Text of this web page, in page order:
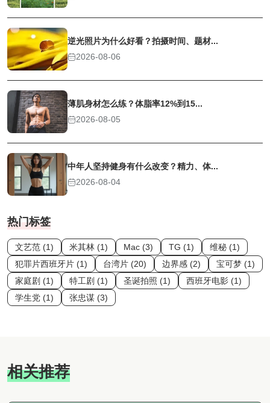
逆光照片为什么好看？拍摄时间、题材...
2026-08-06
薄肌身材怎么练？体脂率12%到15...
2026-08-05
中年人坚持健身有什么改变？精力、体...
2026-08-04
热门标签
文艺范 (1) 米其林 (1) Mac (3) TG (1)
维秘 (1)
犯罪片西班牙片 (1)
台湾片 (20) 边界感 (2)
宝可梦 (1)
家庭剧 (1)
特工剧 (1) 圣诞拍照 (1)
西班牙电影 (1)
学生党 (1)
张忠谋 (3)
相关推荐